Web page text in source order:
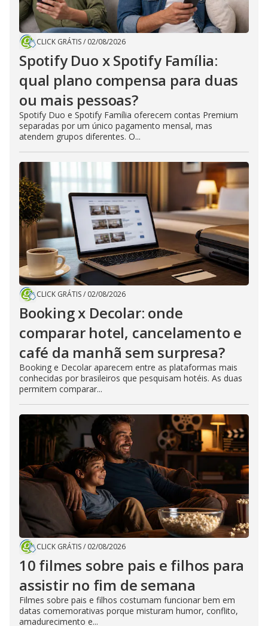
CLICK GRÁTIS/ 02/08/2026
Spotify Duo x Spotify Família:
qual plano compensa para duas
ou mais pessoas?
Spotify Duo e Spotify Família oferecem contas Premium
separadas por um único pagamento mensal, mas
atendem grupos diferentes. O...
CLICK GRÁTIS/ 02/08/2026
Booking x Decolar: onde
comparar hotel, cancelamento e
café da manhã sem surpresa?
Booking e Decolar aparecem entre as plataformas mais
conhecidas por brasileiros que pesquisam hotéis. As duas
permitem comparar...
CLICK GRÁTIS/ 02/08/2026
10 filmes sobre pais e filhos para
assistir no fim de semana
Filmes sobre pais e filhos costumam funcionar bem em
datas comemorativas porque misturam humor, conflito,
amadurecimento e...